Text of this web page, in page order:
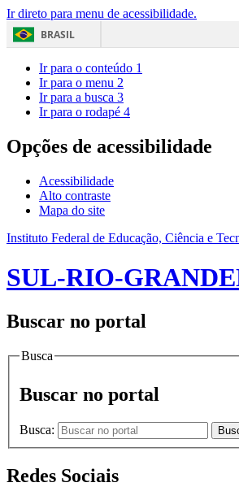
Ir direto para menu de acessibilidade.
BRASIL
Acesso
Ir para o conteúdo 1
Ir para o menu 2
Ir para a busca 3
Ir para o rodapé 4
Opções de acessibilidade
Acessibilidade
Alto contraste
Mapa do site
Instituto Federal de Educação, Ciência e
SUL-RIO-
Buscar no portal
Busca
Buscar no portal
Busca:
Redes Sociais